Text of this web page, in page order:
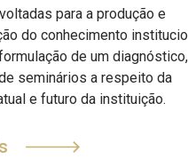
para a produção e
do conhecimento
de um diagnóstico,
seminários a respeito da
e futuro da instituição.